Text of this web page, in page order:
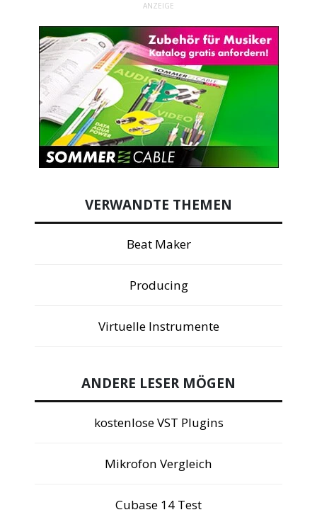
ANZEIGE
VERWANDTE THEMEN
Beat Maker
Producing
Virtuelle Instrumente
ANDERE LESER MÖGEN
kostenlose VST Plugins
Mikrofon Vergleich
Cubase 14 Test